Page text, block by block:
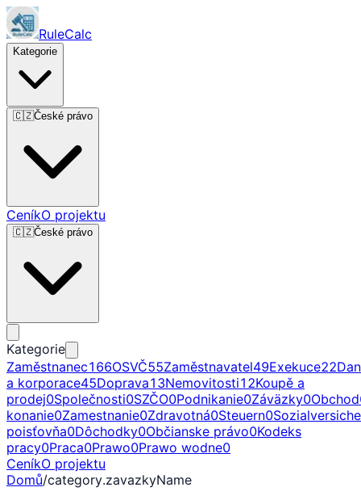
RuleCalc
Kategorie
🇨🇿České právo
CeníkO projektu
🇨🇿České právo
Kategorie
Zaměstnanec166OSVČ55Zaměstnavatel49Exekuce22
a korporace45Doprava13Nemovitosti12Koupě a
prodej0Společnosti0SZČO0Podnikanie0Záväzky0Obchod
konanie0Zamestnanie0Zdravotná0Steuern0
poisťovňa0Dôchodky0Občianske právo0Kodeks
pracy0Praca0Prawo0Prawo wodne0
CeníkO projektu
Domů/category.zavazkyName